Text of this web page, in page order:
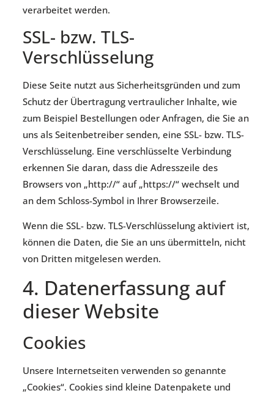
verarbeitet werden.
SSL- bzw. TLS-
Verschlüsselung
Diese Seite nutzt aus Sicherheitsgründen und zum
Schutz der Übertragung vertraulicher Inhalte, wie
zum Beispiel Bestellungen oder Anfragen, die Sie an
uns als Seitenbetreiber senden, eine SSL- bzw. TLS-
Verschlüsselung. Eine verschlüsselte Verbindung
erkennen Sie daran, dass die Adresszeile des
Browsers von „http://“ auf „https://“ wechselt und
an dem Schloss-Symbol in Ihrer Browserzeile.
Wenn die SSL- bzw. TLS-Verschlüsselung aktiviert ist,
können die Daten, die Sie an uns übermitteln, nicht
von Dritten mitgelesen werden.
4. Datenerfassung auf
dieser Website
Cookies
Unsere Internetseiten verwenden so genannte
„Cookies“. Cookies sind kleine Datenpakete und